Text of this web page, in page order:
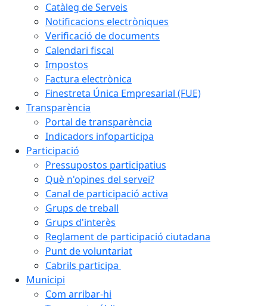
Catàleg de Serveis
Notificacions electròniques
Verificació de documents
Calendari fiscal
Impostos
Factura electrònica
Finestreta Única Empresarial (FUE)
Transparència
Portal de transparència
Indicadors infoparticipa
Participació
Pressupostos participatius
Què n'opines del servei?
Canal de participació activa
Grups de treball
Grups d'interès
Reglament de participació ciutadana
Punt de voluntariat
Cabrils participa
Municipi
Com arribar-hi